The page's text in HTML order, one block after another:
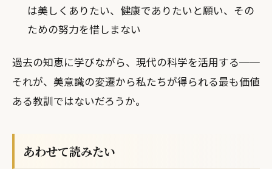
は美しくありたい、健康でありたいと願い、その
ための努力を惜しまない
過去の知恵に学びながら、現代の科学を活用する──
それが、美意識の変遷から私たちが得られる最も価値
ある教訓ではないだろうか。
あわせて読みたい